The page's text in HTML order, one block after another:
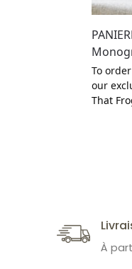
To
our
That
À